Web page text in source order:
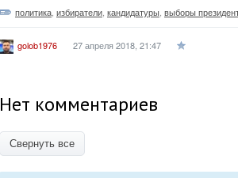
политика избиратели кандидатуры выборы
golob1976 27 апреля 2018, 21:47
Нет комментариев
Свернуть все